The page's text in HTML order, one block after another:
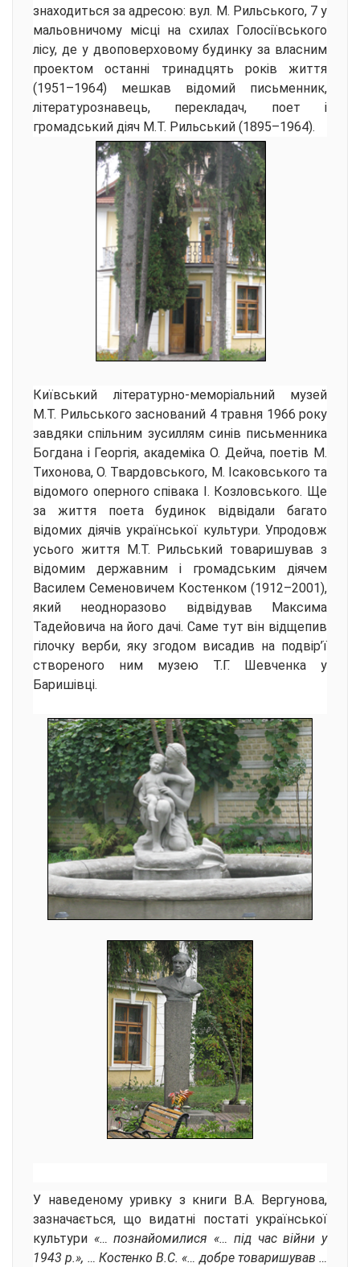
знаходиться за адресою: вул. М. Рильського, 7 у
мальовничому місці на схилах Голосіївського
лісу, де у двоповерховому будинку за власним
проектом останні тринадцять років життя
(1951–1964) мешкав відомий письменник,
літературознавець, перекладач, поет і
громадський діяч М.Т. Рильський (1895–1964).
Київський літературно-меморіальний музей
М.Т. Рильського заснований 4 травня 1966 року
завдяки спільним зусиллям синів письменника
Богдана і Георгія, академіка О. Дейча, поетів М.
Тихонова, О. Твардовського, М. Ісаковського та
відомого оперного співака І. Козловського. Ще
за життя поета будинок відвідали багато
відомих діячів української культури. Упродовж
усього життя М.Т. Рильський товаришував з
відомим державним і громадським діячем
Василем Семеновичем Костенком (1912–2001),
який неодноразово відвідував Максима
Тадейовича на його дачі. Саме тут він відщепив
гілочку верби, яку згодом висадив на подвір’ї
створеного ним музею Т.Г. Шевченка у
Баришівці.
У наведеному уривку з книги В.А. Вергунова,
зазначається, що видатні постаті української
культури «… познайомилися «… під час війни у
1943 р.», … Костенко В.С. «… добре товаришував …